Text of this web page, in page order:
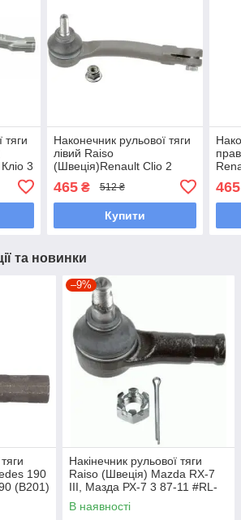
тяги
3
Наконечник рульової тяги
лівий Raiso
(Швеція)Renault Clio 2
Хетчбек#RL-770126R
UAFOBVS7
465₴ 512 ₴
Купити
465
та новинки
190
(В201)
–9%
Накінечник рульової тяги
Raiso (Швеція) Mazda RX-7
III, Мазда РХ-7 3 87-11 #RL-
232280M UACYWKM7
В наявності